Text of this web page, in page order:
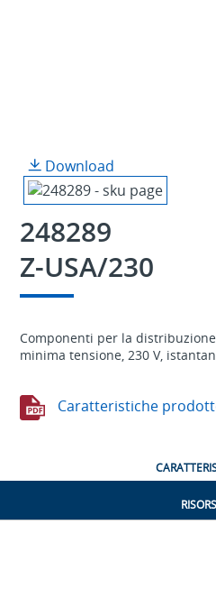
Download
248289
Z-USA/230
Componenti per la
minima tensione, 230 V,
Caratteristiche